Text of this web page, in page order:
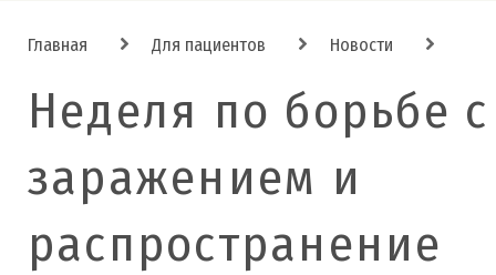
Главная Для пациентов Новости
Неделя по борьбе с
заражением и
распространение